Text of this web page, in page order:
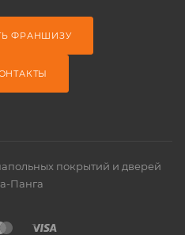
ФРАНШИЗУ
покрытий и дверей
Панга